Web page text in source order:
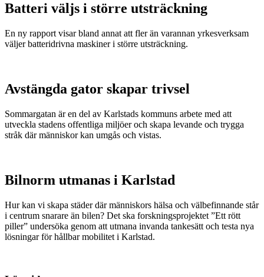
Batteri väljs i större utsträckning
En ny rapport visar bland annat att fler än varannan yrkesverksam
väljer batteridrivna maskiner i större utsträckning.
Avstängda gator skapar trivsel
Sommargatan är en del av Karlstads kommuns arbete med att
utveckla stadens offentliga miljöer och skapa levande och trygga
stråk där människor kan umgås och vistas.
Bilnorm utmanas i Karlstad
Hur kan vi skapa städer där människors hälsa och välbefinnande står
i centrum snarare än bilen? Det ska forskningsprojektet ”Ett rött
piller” undersöka genom att utmana invanda tankesätt och testa nya
lösningar för hållbar mobilitet i Karlstad.